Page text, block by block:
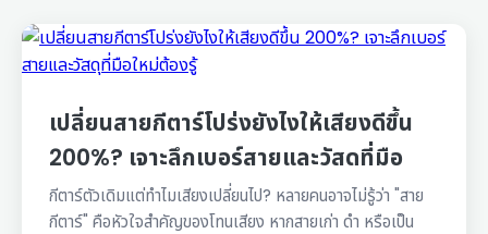
เปลี่ยนสายกีตาร์โปร่งยังไงให้เสียงดีขึ้น
200%? เจาะลึกเบอร์สายและวัสดุที่มือ
ใหม่ต้องรู้
กีตาร์ตัวเดิมแต่ทำไมเสียงเปลี่ยนไป? หลายคนอาจไม่รู้ว่า "สาย
กีตาร์" คือหัวใจสำคัญของโทนเสียง หากสายเก่า ดำ หรือเป็น